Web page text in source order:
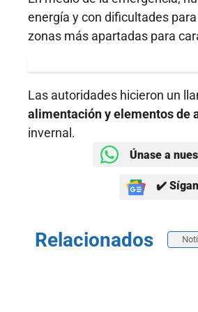
energía y con dificultades
zonas más apartadas para
Las autoridades hicieron un
alimentación y elementos de
invernal.
Únase a
✔️
Relacionados